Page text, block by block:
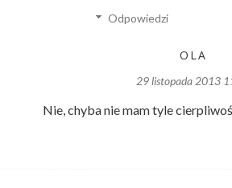
Odpowiedzi
OLA
29 listopada 2013
Nie, chyba nie mam tyle